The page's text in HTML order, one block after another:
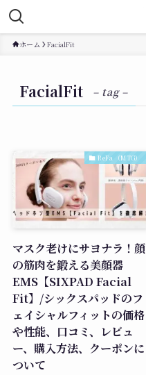
ホーム FacialFit
FacialFit – tag –
ReFa （MTG）
マスク老けにサヨナラ！顔
の筋肉を鍛える美顔器
EMS【SIXPAD Facial
Fit】/シックスパッドのフ
ェイシャルフィットの価格
や性能、口コミ、レビュ
ー、購入方法、クーポンに
ついて